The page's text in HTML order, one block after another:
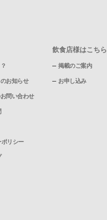
お知らせ
問い合わせ
リシー
飲食店様はこちら
掲載のご案内
お申し込み